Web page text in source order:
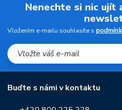
Nenechte si nic ujít
Vložením e-mailu souhlasíte s
Buďte s námi v kontaktu